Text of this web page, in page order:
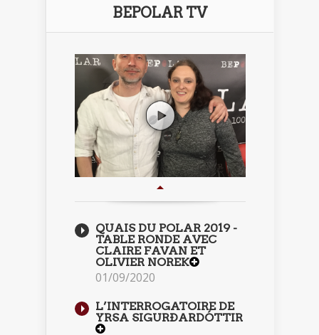
BEPOLAR TV
QUAIS DU POLAR 2019 -
TABLE RONDE AVEC
CLAIRE FAVAN ET
OLIVIER NOREK
01/09/2020
L’INTERROGATOIRE DE
YRSA SIGURÐARDÓTTIR